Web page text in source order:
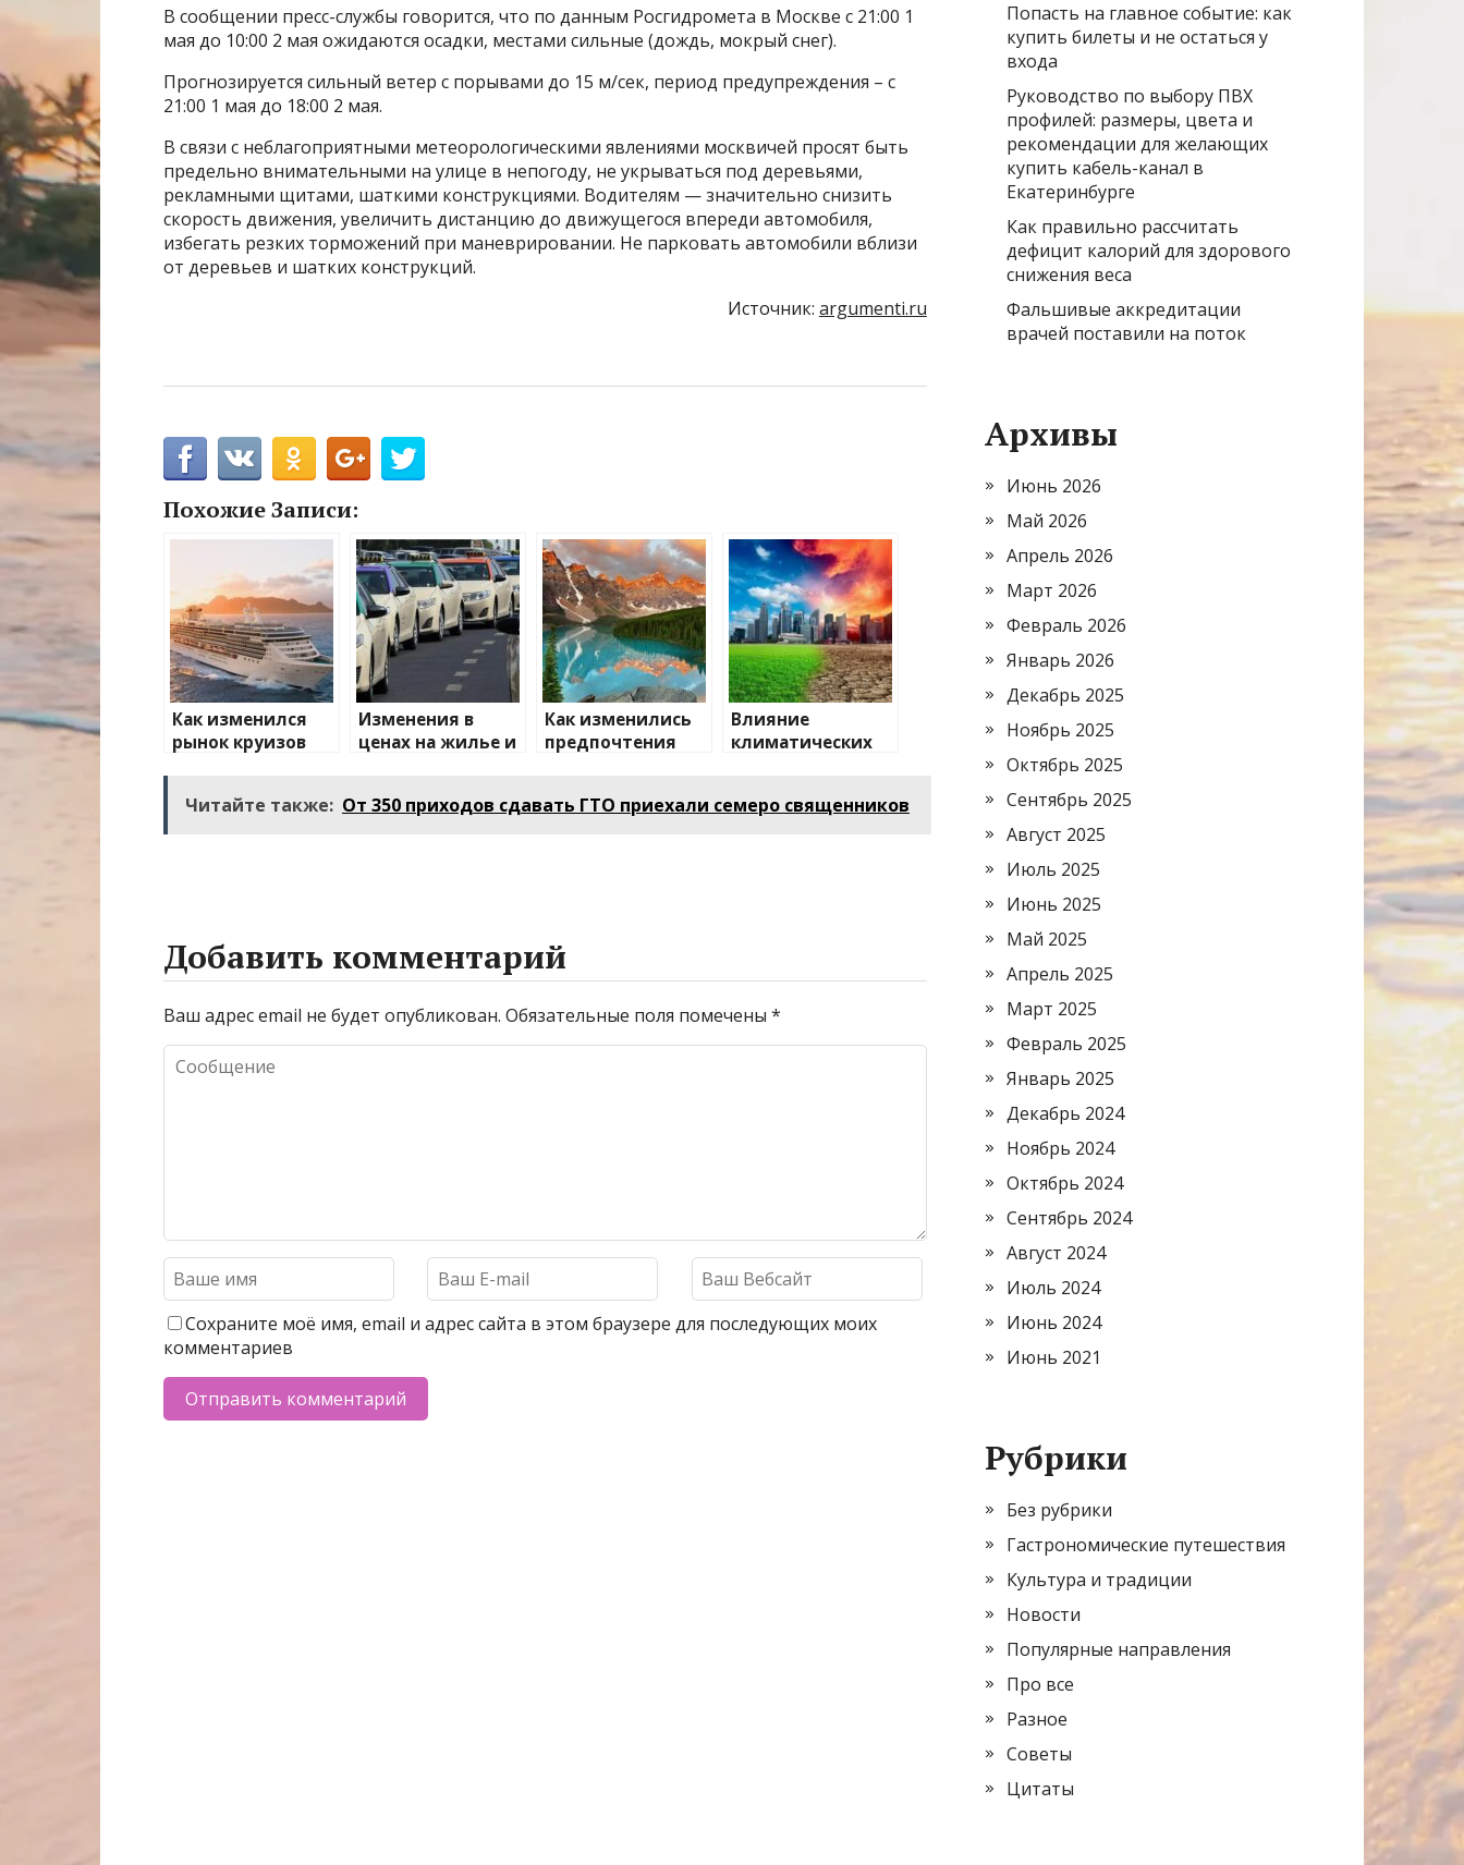
В сообщении пресс-службы говорится, что по данным Росгидромета в Москве с 21:00 1
мая до 10:00 2 мая ожидаются осадки, местами сильные (дождь, мокрый снег).
Прогнозируется сильный ветер с порывами до 15 м/сек, период предупреждения – с
21:00 1 мая до 18:00 2 мая.
В связи с неблагоприятными метеорологическими явлениями москвичей просят быть
предельно внимательными на улице в непогоду, не укрываться под деревьями,
рекламными щитами, шаткими конструкциями. Водителям — значительно снизить
скорость движения, увеличить дистанцию до движущегося впереди автомобиля,
избегать резких торможений при маневрировании. Не парковать автомобили вблизи
от деревьев и шатких конструкций.
Источник: argumenti.ru
Похожие Записи:
Как изменился
рынок круизов
Изменения в
ценах на жилье и
Как изменились
предпочтения
Влияние
климатических
направления
Читайте также: От 350 приходов сдавать ГТО приехали семеро священников
Добавить комментарий
Ваш адрес email не будет опубликован. Обязательные поля помечены *
Сохраните моё имя, email и адрес сайта в этом браузере для последующих моих
комментариев
Попасть на главное событие: как
купить билеты и не остаться у
входа
Руководство по выбору ПВХ
профилей: размеры, цвета и
рекомендации для желающих
купить кабель-канал в
Екатеринбурге
Как правильно рассчитать
дефицит калорий для здорового
снижения веса
Фальшивые аккредитации
врачей поставили на поток
Архивы
Июнь 2026
Май 2026
Апрель 2026
Март 2026
Февраль 2026
Январь 2026
Декабрь 2025
Ноябрь 2025
Октябрь 2025
Сентябрь 2025
Август 2025
Июль 2025
Июнь 2025
Май 2025
Апрель 2025
Март 2025
Февраль 2025
Январь 2025
Декабрь 2024
Ноябрь 2024
Октябрь 2024
Сентябрь 2024
Август 2024
Июль 2024
Июнь 2024
Июнь 2021
Рубрики
Без рубрики
Гастрономические путешествия
Культура и традиции
Новости
Популярные направления
Про все
Разное
Советы
Цитаты